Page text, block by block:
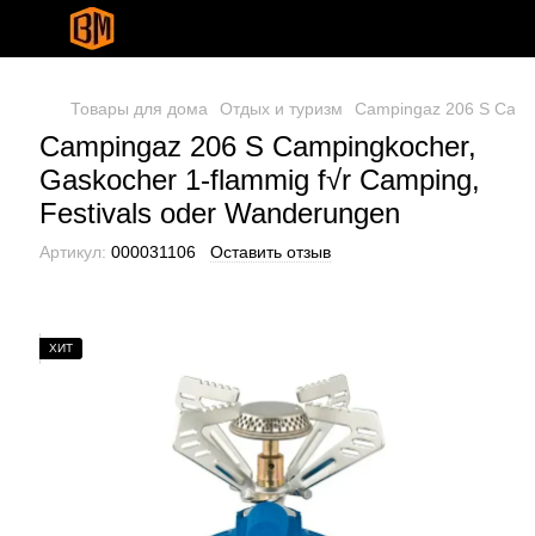
Товары для дома Отдых и туризм Campingaz 206 S
Campingaz 206 S Campingkocher,
Gaskocher 1-flammig f√r Camping,
Festivals oder Wanderungen
Артикул: 000031106 Оставить отзыв
ХИТ